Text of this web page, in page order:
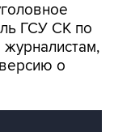
ГСУ СК по
о